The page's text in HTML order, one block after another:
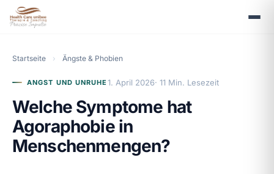
Startseite › Ängste & Phobien
ANGST UND UNRUHE 1. April 2026· 11 Min. Lesezeit
Welche Symptome hat
Agoraphobie in
Menschenmengen?